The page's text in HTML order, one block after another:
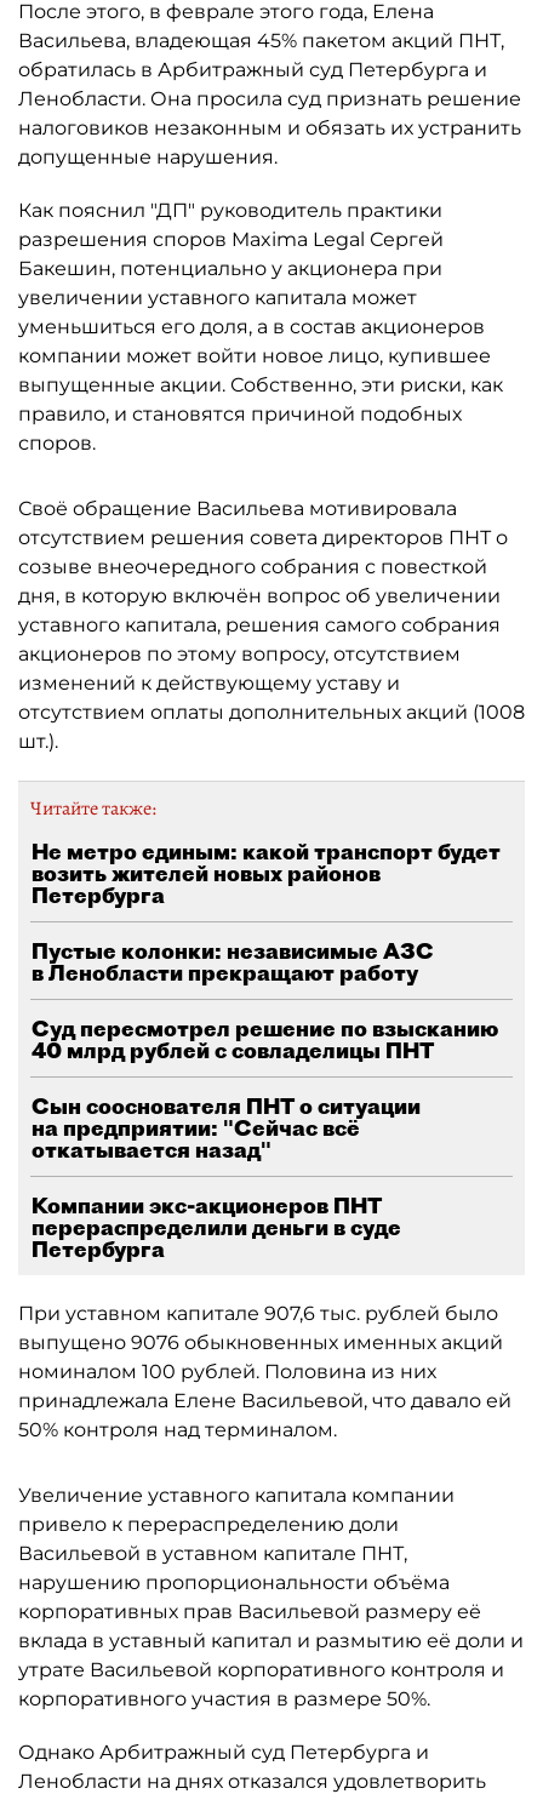
После этого, в феврале этого года, Елена
Васильева, владеющая 45% пакетом акций ПНТ,
обратилась в Арбитражный суд Петербурга и
Ленобласти. Она просила суд признать решение
налоговиков незаконным и обязать их устранить
допущенные нарушения.
Как пояснил "ДП" руководитель практики
разрешения споров Maxima Legal Сергей
Бакешин, потенциально у акционера при
увеличении уставного капитала может
уменьшиться его доля, а в состав акционеров
компании может войти новое лицо, купившее
выпущенные акции. Собственно, эти риски, как
правило, и становятся причиной подобных
споров.
Своё обращение Васильева мотивировала
отсутствием решения совета директоров ПНТ о
созыве внеочередного собрания с повесткой
дня, в которую включён вопрос об увеличении
уставного капитала, решения самого собрания
акционеров по этому вопросу, отсутствием
изменений к действующему уставу и
отсутствием оплаты дополнительных акций (1008
шт.).
Читайте также:
Не метро единым: какой транспорт будет
возить жителей новых районов
Петербурга
Пустые колонки: независимые АЗС
в Ленобласти прекращают работу
Суд пересмотрел решение по взысканию
40 млрд рублей с совладелицы ПНТ
Сын сооснователя ПНТ о ситуации
на предприятии: "Сейчас всё
откатывается назад"
Компании экс-акционеров ПНТ
перераспределили деньги в суде
Петербурга
При уставном капитале 907,6 тыс. рублей было
выпущено 9076 обыкновенных именных акций
номиналом 100 рублей. Половина из них
принадлежала Елене Васильевой, что давало ей
50% контроля над терминалом.
Увеличение уставного капитала компании
привело к перераспределению доли
Васильевой в уставном капитале ПНТ,
нарушению пропорциональности объёма
корпоративных прав Васильевой размеру её
вклада в уставный капитал и размытию её доли и
утрате Васильевой корпоративного контроля и
корпоративного участия в размере 50%.
Однако Арбитражный суд Петербурга и
Ленобласти на днях отказался удовлетворить